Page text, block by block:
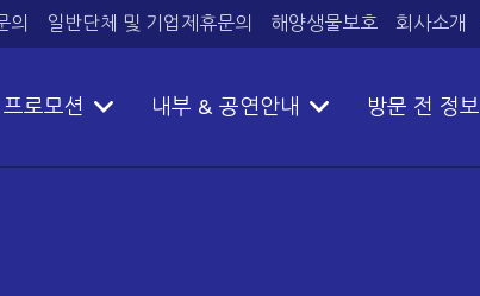
의 일반단체 및 기업제휴문의 해양생물보호 회사소개
로모션 내부 & 공연안내 방문 전 정보